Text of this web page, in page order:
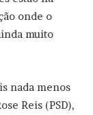
onde o
muito
nada menos
Reis (PSD),